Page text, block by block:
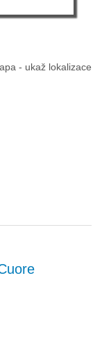
- ukaž lokalizace